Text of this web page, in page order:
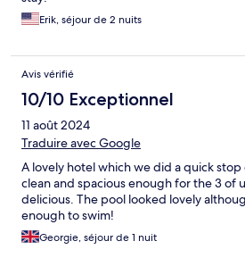
Erik, séjour de 2 nuits
Avis vérifié
10/10 Exceptionnel
11 août 2024
Traduire avec Google
A lovely hotel which we did a quick stop
clean and spacious enough for the 3 of
delicious. The pool looked lovely
enough to swim!
Georgie, séjour de 1 nuit